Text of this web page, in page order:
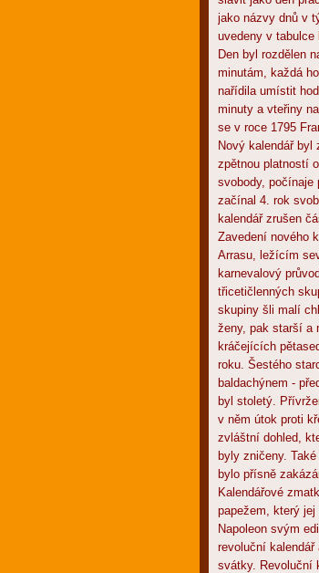
jako názvy dnů v
uvedeny v tabulce
Den byl rozdělen
minutám, každá
nařídila umístit
minuty a vteřiny
se v roce 1795
Nový kalendář
zpětnou platností
svobody, počínaje
začínal 4. rok
kalendář zrušen
Zavedení nového
Arrasu, ležícím
karnevalový
třicetičlenných
skupiny šli malí
ženy, pak starší a
kráčejících
roku. Šestého
baldachýnem -
byl stoletý.
v něm útok proti
zvláštní dohled,
byly zničeny.
bylo přísně
Kalendářové
papežem, který
Napoleon svým
revoluční
svátky. Revoluční